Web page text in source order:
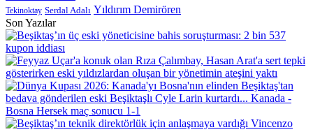
Tekinoktay Serdal Adalı Yıldırım Demirören
Son Yazılar